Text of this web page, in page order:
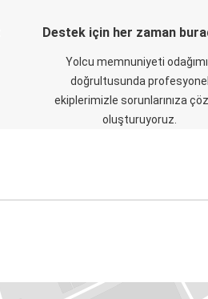
Destek için her zaman
Yolcu memnuniyeti
doğrultusunda profesyonel
ekiplerimizle sorunlarınıza
oluşturuyoruz.